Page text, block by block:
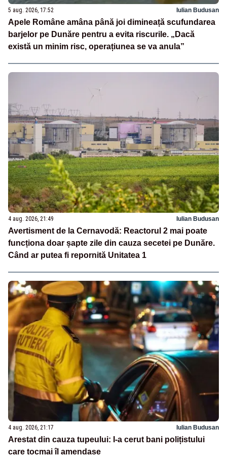
5 aug. 2026, 17:52 Iulian Budusan
Apele Române amâna până joi dimineață scufundarea
barjelor pe Dunăre pentru a evita riscurile. „Dacă
există un minim risc, operațiunea se va anula”
4 aug. 2026, 21:49 Iulian Budusan
Avertisment de la Cernavodă: Reactorul 2 mai poate
funcționa doar șapte zile din cauza secetei pe Dunăre.
Când ar putea fi repornită Unitatea 1
4 aug. 2026, 21:17 Iulian Budusan
Arestat din cauza tupeului: I-a cerut bani polițistului
care tocmai îl amendase